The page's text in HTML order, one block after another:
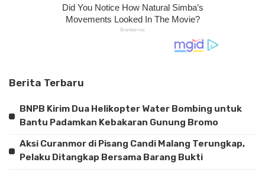
Berita Terbaru
BNPB Kirim Dua Helikopter Water Bombing untuk
Bantu Padamkan Kebakaran Gunung Bromo
Aksi Curanmor di Pisang Candi Malang Terungkap,
Pelaku Ditangkap Bersama Barang Bukti